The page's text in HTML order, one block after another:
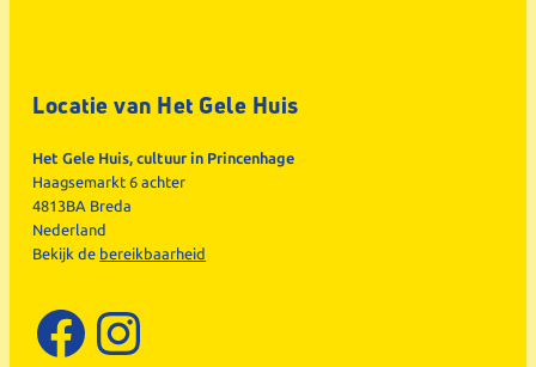
Locatie van Het Gele Huis
Het Gele Huis, cultuur in Princenhage
Haagsemarkt 6 achter
4813BA Breda
Nederland
Bekijk de bereikbaarheid
Facebook
Instagram